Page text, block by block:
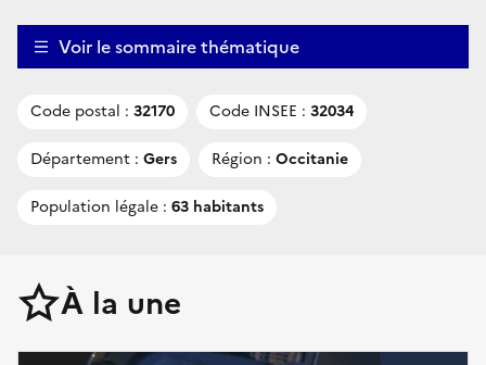
Voir le sommaire thématique
Code postal : 32170 Code INSEE : 32034
Département : Gers Région : Occitanie
Population légale : 63 habitants
À la une